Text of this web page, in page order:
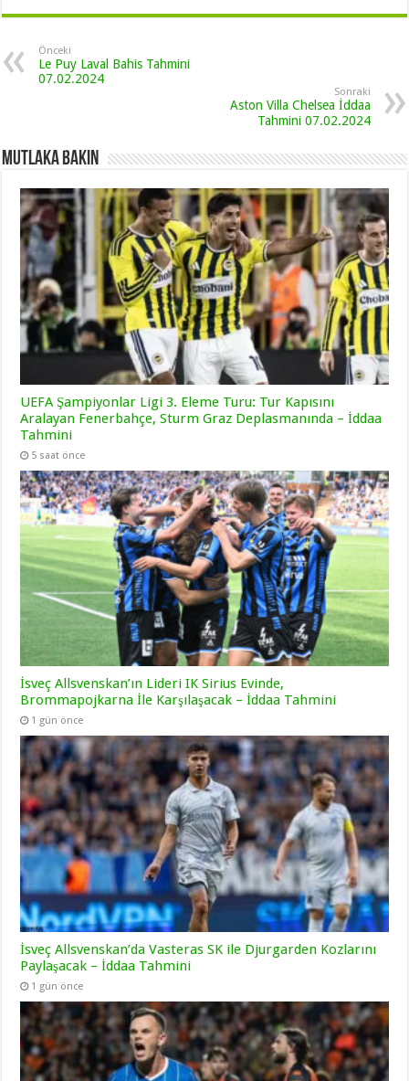
Önceki
Le Puy Laval Bahis Tahmini
07.02.2024
Sonraki
Aston Villa Chelsea İddaa
Tahmini 07.02.2024
Mutlaka Bakın
UEFA Şampiyonlar Ligi 3. Eleme Turu: Tur Kapısını
Aralayan Fenerbahçe, Sturm Graz Deplasmanında – İddaa
Tahmini
5 saat önce
İsveç Allsvenskan’ın Lideri IK Sirius Evinde,
Brommapojkarna İle Karşılaşacak – İddaa Tahmini
1 gün önce
İsveç Allsvenskan’da Vasteras SK ile Djurgarden Kozlarını
Paylaşacak – İddaa Tahmini
1 gün önce